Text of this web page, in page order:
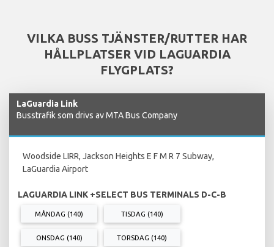
VILKA BUSS TJÄNSTER/RUTTER HAR
HÅLLPLATSER VID LAGUARDIA
FLYGPLATS?
LaGuardia Link
Busstrafik som drivs av MTA Bus Company
Woodside LIRR, Jackson Heights E F M R 7 Subway,
LaGuardia Airport
LAGUARDIA LINK +SELECT BUS TERMINALS D-C-B
MÅNDAG (140) TISDAG (140)
ONSDAG (140) TORSDAG (140)